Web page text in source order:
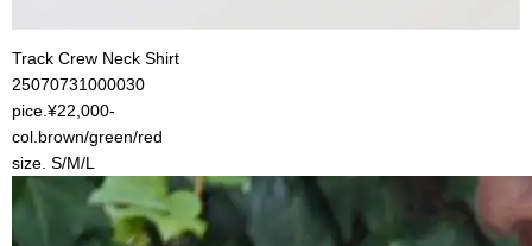
Track Crew Neck Shirt
25070731000030
pice.¥22,000-
col.brown/green/red
size. S/M/L